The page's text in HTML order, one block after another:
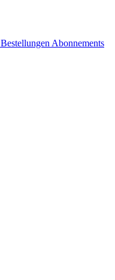
Bestellungen Abonnements